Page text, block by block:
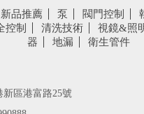
新品推薦 泵 閥門控制
控制 清洗技術 視鏡&照
器
地漏 衛生管件
區港富路25號